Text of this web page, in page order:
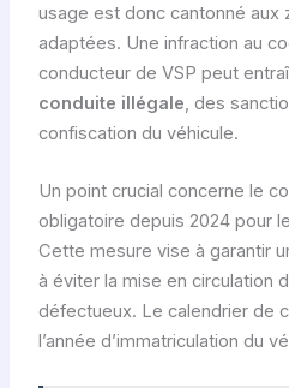
usage est donc cantonné aux
adaptées. Une infraction au
conducteur de VSP peut
conduite illégale, des
confiscation du véhicule.
Un point crucial concerne le
obligatoire depuis 2024 pour
Cette mesure vise à garantir
à éviter la mise en circulation
défectueux. Le calendrier de
l’année d’immatriculation du